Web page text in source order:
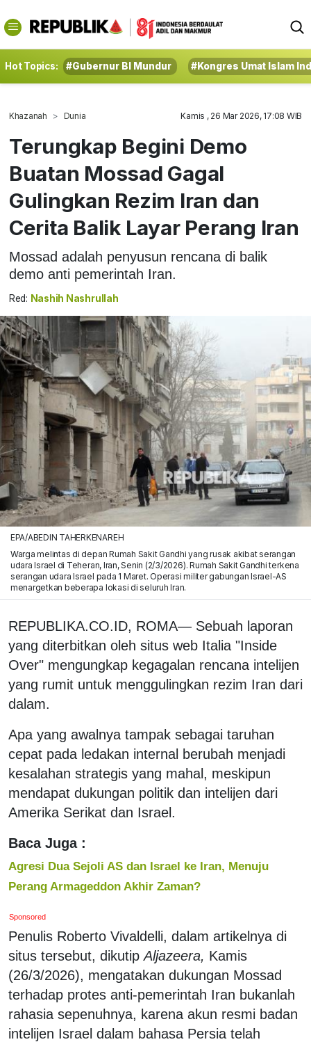
Hot Topics: #Gubernur BI Mundur #Kongres Umat Islam
Khazanah Dunia Kamis , 26 Mar 2026, 17:08 WIB
Terungkap Begini Demo
Buatan Mossad Gagal
Gulingkan Rezim Iran dan
Cerita Balik Layar Perang Iran
Mossad adalah penyusun rencana di balik
demo anti pemerintah Iran.
Red: Nashih Nashrullah
EPA/ABEDIN TAHERKENAREH
Warga melintas di depan Rumah Sakit Gandhi yang rusak akibat serangan
udara Israel di Teheran, Iran, Senin (2/3/2026). Rumah Sakit Gandhi terkena
serangan udara Israel pada 1 Maret. Operasi militer gabungan Israel-AS
menargetkan beberapa lokasi di seluruh Iran.
REPUBLIKA.CO.ID, ROMA— Sebuah laporan
yang diterbitkan oleh situs web Italia "Inside
Over" mengungkap kegagalan rencana intelijen
yang rumit untuk menggulingkan rezim Iran dari
dalam.
Apa yang awalnya tampak sebagai taruhan
cepat pada ledakan internal berubah menjadi
kesalahan strategis yang mahal, meskipun
mendapat dukungan politik dan intelijen dari
Amerika Serikat dan Israel.
Baca Juga :
Agresi Dua Sejoli AS dan Israel ke Iran, Menuju
Perang Armageddon Akhir Zaman?
Sponsored
Penulis Roberto Vivaldelli, dalam artikelnya di
situs tersebut, dikutipAljazeera, Kamis
(26/3/2026), mengatakan dukungan Mossad
terhadap protes anti-pemerintah Iran bukanlah
rahasia sepenuhnya, karena akun resmi badan
intelijen Israel dalam bahasa Persia telah